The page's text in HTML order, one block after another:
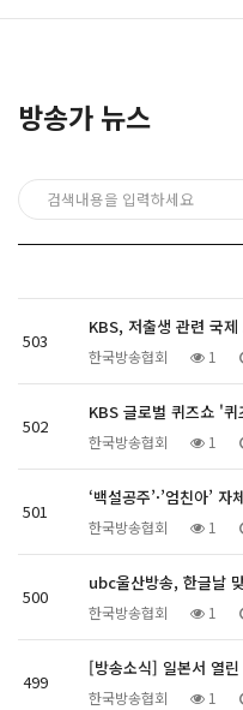
방송가 뉴스
503
KBS, 저출생 관련 국
한국방송협회 1
502
KBS 글로벌 퀴즈쇼 '
한국방송협회 1
501
‘백설공주’·’엄친아’
한국방송협회 1
500
ubc울산방송, 한글날
한국방송협회 1
499
[방송소식] 일본서 열
한국방송협회 1